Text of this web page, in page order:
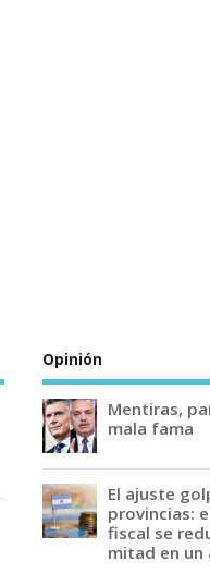
Opinión
Mentiras,
mala fama
El ajuste
provincias:
fiscal se
mitad en un